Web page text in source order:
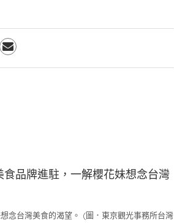
念台灣美食的渴望。 (圖．東京觀光事務所台灣